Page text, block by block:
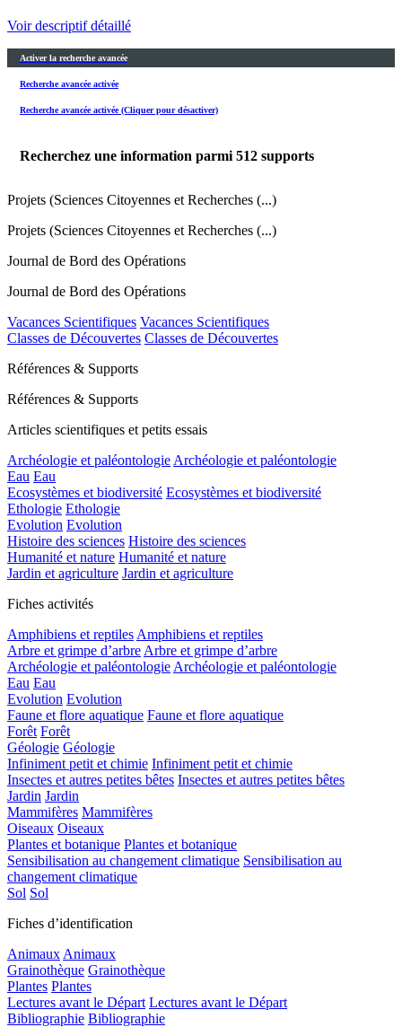
Voir descriptif détaillé
Activer la recherche avancée
Recherche avancée activée
Recherche avancée activée (Cliquer pour désactiver)
Recherchez une information parmi 512 supports
Projets (Sciences Citoyennes et Recherches (...)
Projets (Sciences Citoyennes et Recherches (...)
Journal de Bord des Opérations
Journal de Bord des Opérations
Vacances Scientifiques Vacances Scientifiques
Classes de Découvertes Classes de Découvertes
Références & Supports
Références & Supports
Articles scientifiques et petits essais
Archéologie et paléontologie Archéologie et paléontologie
Eau Eau
Ecosystèmes et biodiversité Ecosystèmes et biodiversité
Ethologie Ethologie
Evolution Evolution
Histoire des sciences Histoire des sciences
Humanité et nature Humanité et nature
Jardin et agriculture Jardin et agriculture
Fiches activités
Amphibiens et reptiles Amphibiens et reptiles
Arbre et grimpe d’arbre Arbre et grimpe d’arbre
Archéologie et paléontologie Archéologie et paléontologie
Eau Eau
Evolution Evolution
Faune et flore aquatique Faune et flore aquatique
Forêt Forêt
Géologie Géologie
Infiniment petit et chimie Infiniment petit et chimie
Insectes et autres petites bêtes Insectes et autres petites bêtes
Jardin Jardin
Mammifères Mammifères
Oiseaux Oiseaux
Plantes et botanique Plantes et botanique
Sensibilisation au changement climatique Sensibilisation au
changement climatique
Sol Sol
Fiches d’identification
Animaux Animaux
Grainothèque Grainothèque
Plantes Plantes
Lectures avant le Départ Lectures avant le Départ
Bibliographie Bibliographie